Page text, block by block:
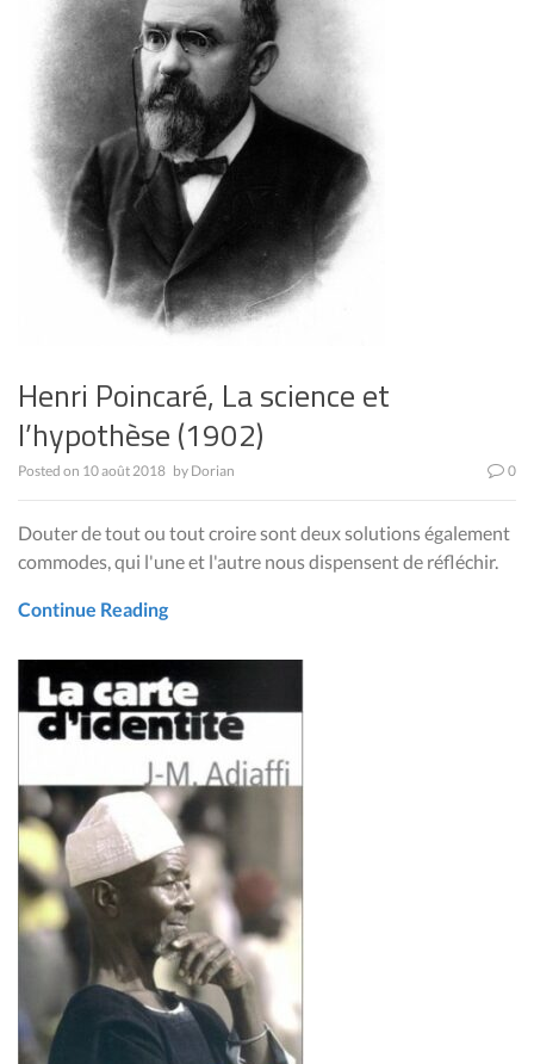
Henri Poincaré, La science et
l’hypothèse (1902)
Posted on 10 août 2018 by Dorian 0
Douter de tout ou tout croire sont deux solutions également
commodes, qui l'une et l'autre nous dispensent de réfléchir.
Continue Reading